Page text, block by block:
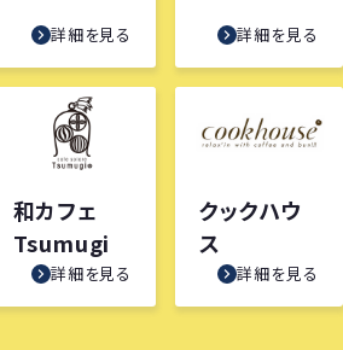
詳細を見る 詳細を見る
和カフェ
Tsumugi
詳細を見る
クックハウ
ス
詳細を見る